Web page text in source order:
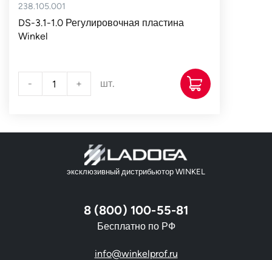
238.105.001
DS-3.1-1.0 Регулировочная пластина
Winkel
- + шт.
эксклюзивный дистрибьютор WINKEL
8 (800) 100-55-81
Бесплатно по РФ
info@winkelprof.ru